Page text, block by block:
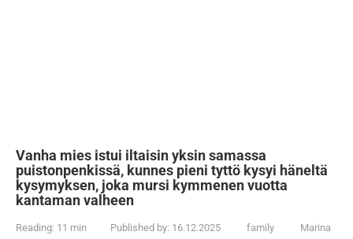
Vanha mies istui iltaisin yksin samassa
puistonpenkissä, kunnes pieni tyttö kysyi häneltä
kysymyksen, joka mursi kymmenen vuotta
kantaman valheen
Reading: 11 min Published by: 16.12.2025 family Marina